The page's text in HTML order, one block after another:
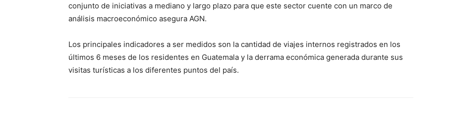
conjunto de iniciativas a mediano y largo plazo para que este sector cuente con un marco de
análisis macroeconómico asegura AGN.
Los principales indicadores a ser medidos son la cantidad de viajes internos registrados en los
últimos 6 meses de los residentes en Guatemala y la derrama económica generada durante sus
visitas turísticas a los diferentes puntos del país.